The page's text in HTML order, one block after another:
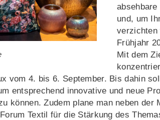
und, um
verzichten
Frühjahr
Mit dem
vom 4. bis 6. September. Bis dahin
entsprechend innovative und neue
können. Zudem plane man neben
Textil für die Stärkung des